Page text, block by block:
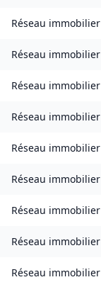
Réseau immobilier
Réseau immobilier
Réseau immobilier
Réseau immobilier
Réseau immobilier
Réseau immobilier
Réseau immobilier
Réseau immobilier
Réseau immobilier